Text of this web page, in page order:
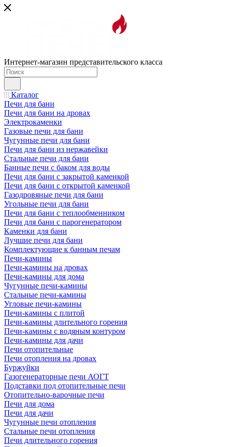
Интернет-магазин представительского класса
Каталог
Печи для бани
Печи для бани на дровах
Электрокаменки
Газовые печи для бани
Чугунные печи для бани
Печи для бани из нержавейки
Стальные печи для бани
Банные печи с баком для воды
Печи для бани с закрытой каменкой
Печи для бани с открытой каменкой
Газодровяные печи для бани
Угольные печи для бани
Печи для бани с теплообменником
Печи для бани с парогенератором
Каменки для бани
Лучшие печи для бани
Комплектующие к банным печам
Печи-камины
Печи-камины на дровах
Печи-камины для дома
Чугунные печи-камины
Стальные печи-камины
Угловые печи-камины
Печи-камины с плитой
Печи-камины длительного горения
Печи-камины с водяным контуром
Печи-камины для дачи
Печи отопительные
Печи отопления на дровах
Буржуйки
Газогенераторные печи АОГТ
Подставки под отопительные печи
Отопительно-варочные печи
Печи для дома
Печи для дачи
Чугунные печи отопления
Стальные печи отопления
Печи длительного горения